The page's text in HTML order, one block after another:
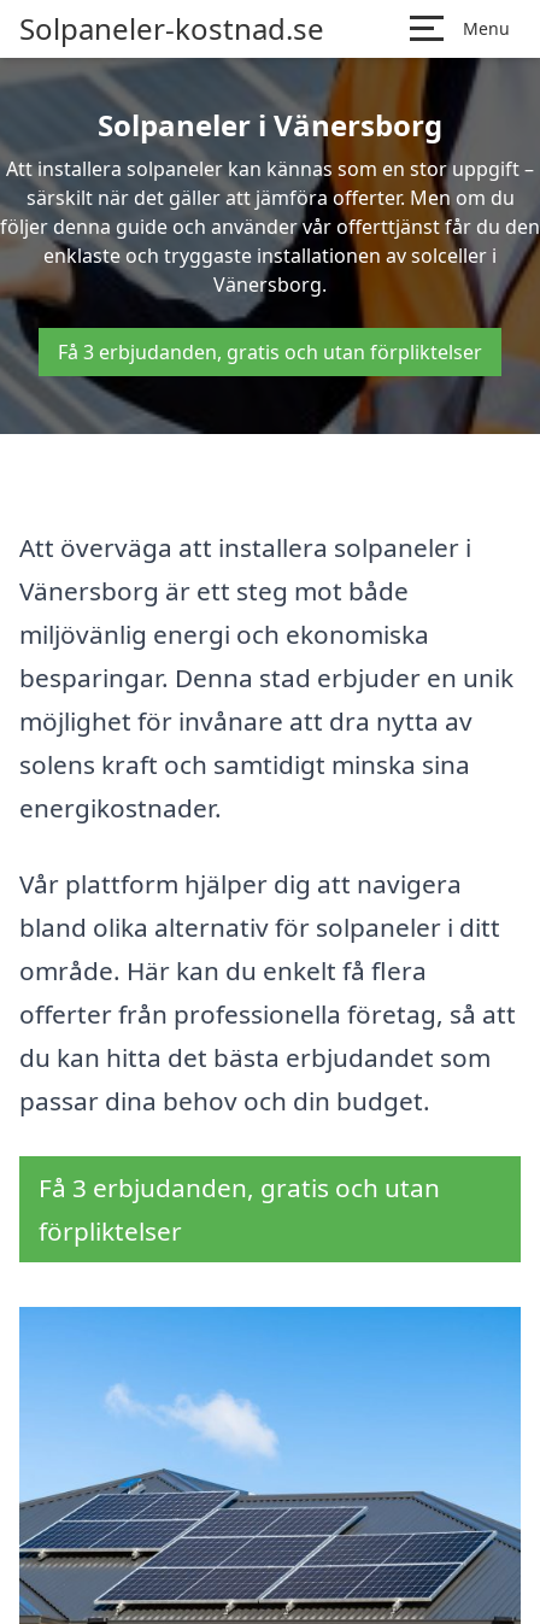
Solpaneler-kostnad.se Menu
Solpaneler i Vänersborg
Att installera solpaneler kan kännas som en stor uppgift –
särskilt när det gäller att jämföra offerter. Men om du
följer denna guide och använder vår offerttjänst får du den
enklaste och tryggaste installationen av solceller i
Vänersborg.
Få 3 erbjudanden, gratis och utan förpliktelser
Att överväga att installera solpaneler i
Vänersborg är ett steg mot både
miljövänlig energi och ekonomiska
besparingar. Denna stad erbjuder en unik
möjlighet för invånare att dra nytta av
solens kraft och samtidigt minska sina
energikostnader.
Vår plattform hjälper dig att navigera
bland olika alternativ för solpaneler i ditt
område. Här kan du enkelt få flera
offerter från professionella företag, så att
du kan hitta det bästa erbjudandet som
passar dina behov och din budget.
Få 3 erbjudanden, gratis och utan
förpliktelser